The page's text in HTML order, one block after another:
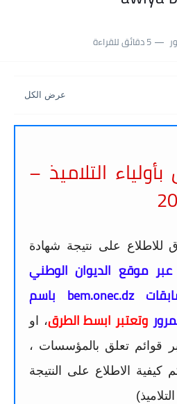
5 دقائق للقراءة
التلاميذ –
(03) طرق للاطلاع على نتيجة شهادة
عبر موقع الديوان الوطني
للامتحانات و المسابقات bem.onec.dz باسم
وتعتبر ابسط الطرق، او
قوائم تعلق بالمؤسسات ،
الاطلاع على النتيجة